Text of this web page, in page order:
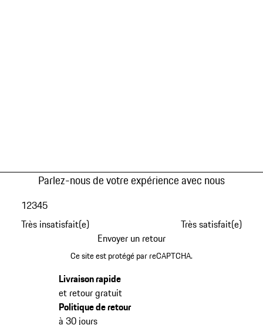
Parlez-nous de votre expérience avec nous
Très insatisfait(e)
12345
Très satisfait(e)
Envoyer un retour
Ce site est protégé par reCAPTCHA.
Livraison rapide
et retour gratuit
Politique de retour
à 30 jours